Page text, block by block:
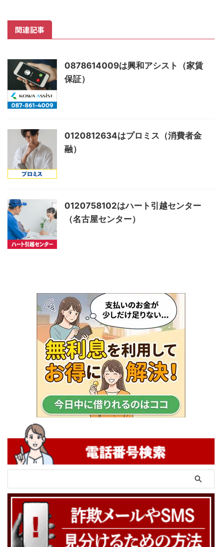
関連記事
0878614009は興和アシスト（家賃
保証）
0120812634はプロミス（消費者金
融）
0120758102はハート引越センター
（名古屋センター）